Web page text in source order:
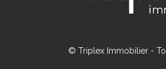
© Triplex Immobilier -